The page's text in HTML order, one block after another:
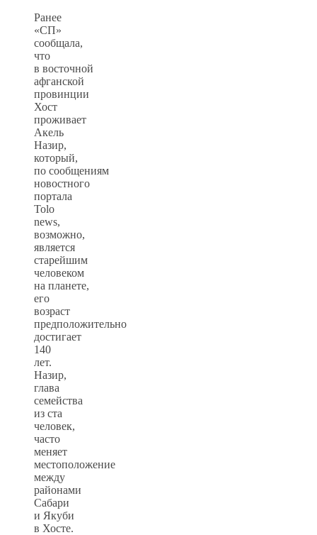
Ранее
«СП»
сообщала,
что
в восточной
афганской
провинции
Хост
проживает
Акель
Назир,
который,
по сообщениям
новостного
портала
Tolo
news,
возможно,
является
старейшим
человеком
на планете,
его
возраст
предположительно
достигает
140
лет.
Назир,
глава
семейства
из ста
человек,
часто
меняет
местоположение
между
районами
Сабари
и Якуби
в Хосте.